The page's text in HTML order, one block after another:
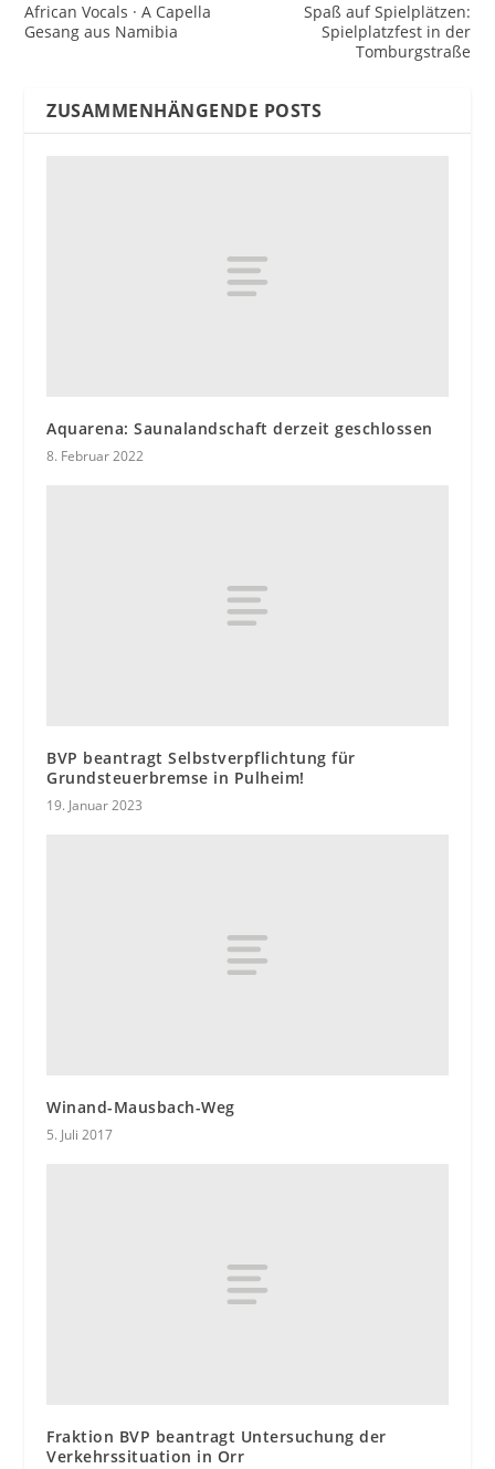
African Vocals · A Capella
Gesang aus Namibia
Spaß auf Spielplätzen:
Spielplatzfest in der
Tomburgstraße
ZUSAMMENHÄNGENDE POSTS
Aquarena: Saunalandschaft derzeit geschlossen
8. Februar 2022
BVP beantragt Selbstverpflichtung für
Grundsteuerbremse in Pulheim!
19. Januar 2023
Winand-Mausbach-Weg
5. Juli 2017
Fraktion BVP beantragt Untersuchung der
Verkehrssituation in Orr